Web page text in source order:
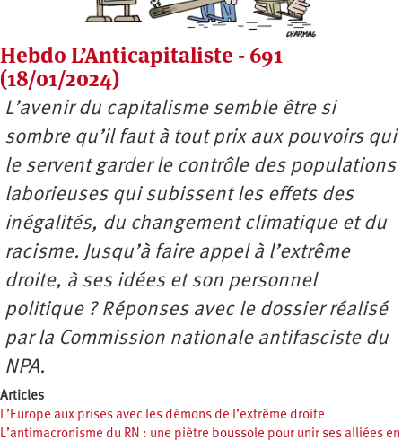
Hebdo L’Anticapitaliste - 691
(18/01/2024)
L’avenir du capitalisme semble être si
sombre qu’il faut à tout prix aux pouvoirs qui
le servent garder le contrôle des populations
laborieuses qui subissent les effets des
inégalités, du changement climatique et du
racisme. Jusqu’à faire appel à l’extrême
droite, à ses idées et son personnel
politique ? Réponses avec le dossier réalisé
par la Commission nationale antifasciste du
NPA.
Articles
L’Europe aux prises avec les démons de l’extrême droite
L’antimacronisme du RN : une piètre boussole pour unir ses alliées en